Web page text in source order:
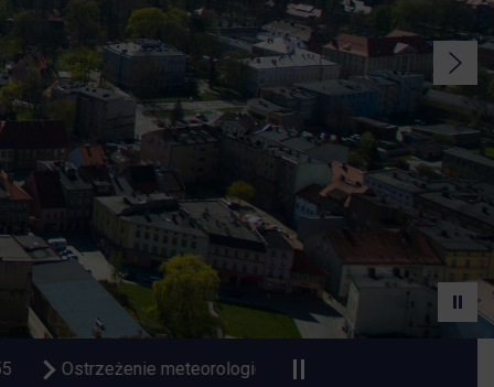
Czasowa zmiana organizacji ruchu na Dworcu